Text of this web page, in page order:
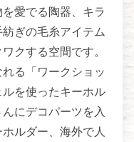
愛でる陶器、キラ
ぎの毛糸アイテム
クする空間です。
る「ワークショッ
を使ったキーホル
にデコパーツを入
ルダー、海外で人